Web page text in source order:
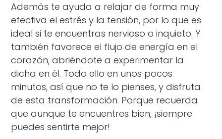
Además te ayuda a relajar de forma muy
efectiva el estrés y la tensión, por lo que es
ideal si te encuentras nervioso o inquieto. Y
también favorece el flujo de energía en el
corazón, abriéndote a experimentar la
dicha en él. Todo ello en unos pocos
minutos, así que no te lo pienses, y disfruta
de esta transformación. Porque recuerda
que aunque te encuentres bien, ¡siempre
puedes sentirte mejor!